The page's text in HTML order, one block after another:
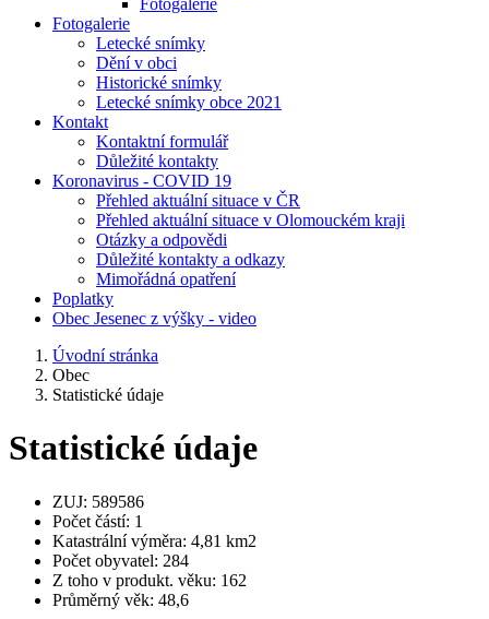
Fotogalerie
Fotogalerie
Letecké snímky
Dění v obci
Historické snímky
Letecké snímky obce 2021
Kontakt
Kontaktní formulář
Důležité kontakty
Koronavirus - COVID 19
Přehled aktuální situace v ČR
Přehled aktuální situace v Olomouckém kraji
Otázky a odpovědi
Důležité kontakty a odkazy
Mimořádná opatření
Poplatky
Obec Jesenec z výšky - video
Úvodní stránka
Obec
Statistické údaje
Statistické údaje
ZUJ: 589586
Počet částí: 1
Katastrální výměra: 4,81 km2
Počet obyvatel: 284
Z toho v produkt. věku: 162
Průměrný věk: 48,6